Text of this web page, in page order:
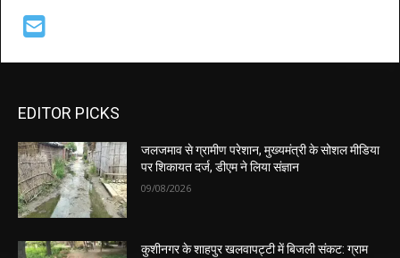
EDITOR PICKS
जलजमाव से ग्रामीण परेशान, मुख्यमंत्री के सोशल मीडिया
पर शिकायत दर्ज, डीएम ने लिया संज्ञान
09/08/2026
कुशीनगर के शाहपुर खलवापट्टी में बिजली संकट: ग्राम